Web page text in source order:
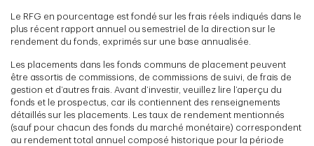
Le RFG en pourcentage est fondé sur les frais réels indiqués dans le
plus récent rapport annuel ou semestriel de la direction sur le
rendement du fonds, exprimés sur une base annualisée.
Les placements dans les fonds communs de placement peuvent
être assortis de commissions, de commissions de suivi, de frais de
gestion et d’autres frais. Avant d’investir, veuillez lire l’aperçu du
fonds et le prospectus, car ils contiennent des renseignements
détaillés sur les placements. Les taux de rendement mentionnés
(sauf pour chacun des fonds du marché monétaire) correspondent
au rendement total annuel composé historique pour la période